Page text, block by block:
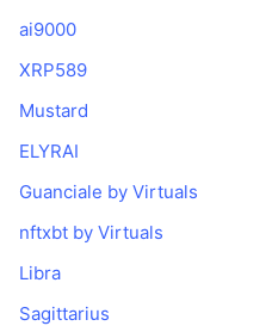
ai9000
XRP589
Mustard
ELYRAI
Guanciale by Virtuals
nftxbt by Virtuals
Libra
Sagittarius